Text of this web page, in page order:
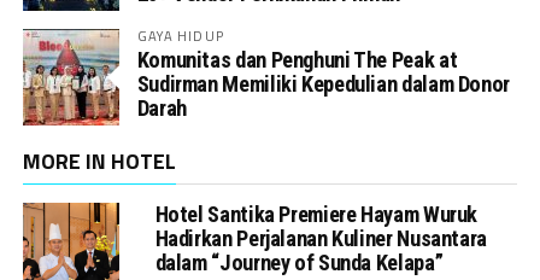
GAYA HIDUP
Komunitas dan Penghuni The Peak at
Sudirman Memiliki Kepedulian dalam Donor
Darah
MORE IN HOTEL
Hotel Santika Premiere Hayam Wuruk
Hadirkan Perjalanan Kuliner Nusantara
dalam “Journey of Sunda Kelapa”